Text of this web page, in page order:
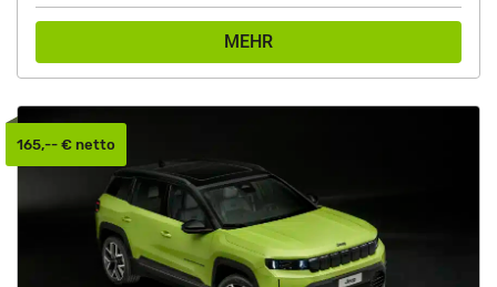
MEHR
165,-- € netto